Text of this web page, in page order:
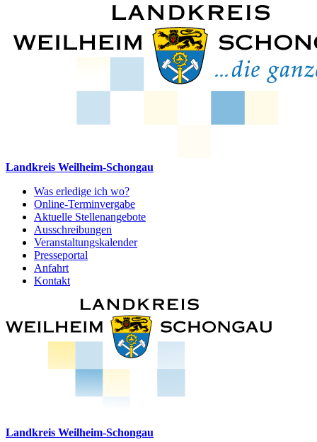
Landkreis Weilheim-Schongau
Was erledige ich wo?
Online-Terminvergabe
Aktuelle Stellenangebote
Ausschreibungen
Veranstaltungskalender
Presseportal
Anfahrt
Kontakt
Landkreis Weilheim-Schongau